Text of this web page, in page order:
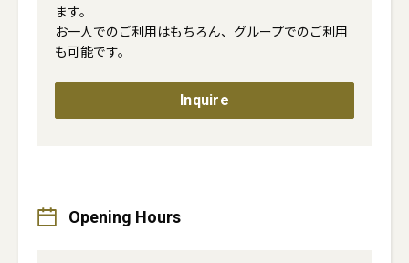
ます。
お一人でのご利用はもちろん、グループでのご利用
も可能です。
Inquire
Opening Hours